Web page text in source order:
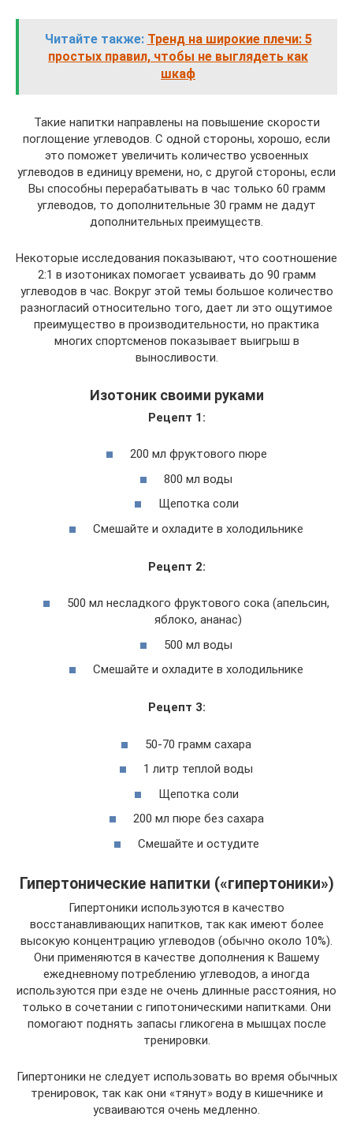
Читайте также: Тренд на широкие плечи: 5
простых правил, чтобы не выглядеть как
шкаф
Такие напитки направлены на повышение скорости
поглощение углеводов. С одной стороны, хорошо, если
это поможет увеличить количество усвоенных
углеводов в единицу времени, но, с другой стороны, если
Вы способны перерабатывать в час только 60 грамм
углеводов, то дополнительные 30 грамм не дадут
дополнительных преимуществ.
Некоторые исследования показывают, что соотношение
2:1 в изотониках помогает усваивать до 90 грамм
углеводов в час. Вокруг этой темы большое количество
разногласий относительно того, дает ли это ощутимое
преимущество в производительности, но практика
многих спортсменов показывает выигрыш в
выносливости.
Изотоник своими руками
Рецепт 1:
200 мл фруктового пюре
800 мл воды
Щепотка соли
Смешайте и охладите в холодильнике
Рецепт 2:
500 мл несладкого фруктового сока (апельсин,
яблоко, ананас)
500 мл воды
Смешайте и охладите в холодильнике
Рецепт 3:
50-70 грамм сахара
1 литр теплой воды
Щепотка соли
200 мл пюре без сахара
Смешайте и остудите
Гипертонические напитки («гипертоники»)
Гипертоники используются в качество
восстанавливающих напитков, так как имеют более
высокую концентрацию углеводов (обычно около 10%).
Они применяются в качестве дополнения к Вашему
ежедневному потреблению углеводов, а иногда
используются при езде не очень длинные расстояния, но
только в сочетании с гипотоническими напитками. Они
помогают поднять запасы гликогена в мышцах после
тренировки.
Гипертоники не следует использовать во время обычных
тренировок, так как они «тянут» воду в кишечнике и
усваиваются очень медленно.